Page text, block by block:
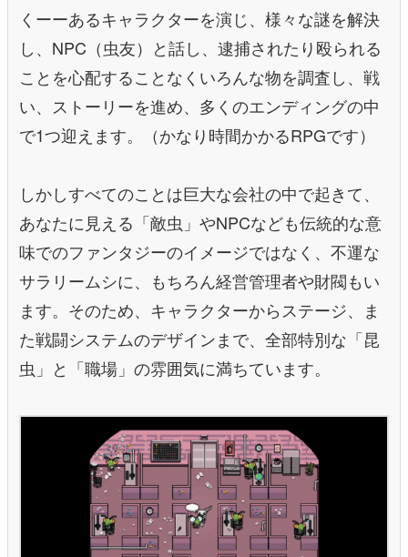
くーーあるキャラクターを演じ、様々な謎を解決
し、NPC（虫友）と話し、逮捕されたり殴られる
ことを心配することなくいろんな物を調査し、戦
い、ストーリーを進め、多くのエンディングの中
で1つ迎えます。（かなり時間かかるRPGです）
しかしすべてのことは巨大な会社の中で起きて、
あなたに見える「敵虫」やNPCなども伝統的な意
味でのファンタジーのイメージではなく、不運な
サラリームシに、もちろん経営管理者や財閥もい
ます。そのため、キャラクターからステージ、ま
た戦闘システムのデザインまで、全部特別な「昆
虫」と「職場」の雰囲気に満ちています。